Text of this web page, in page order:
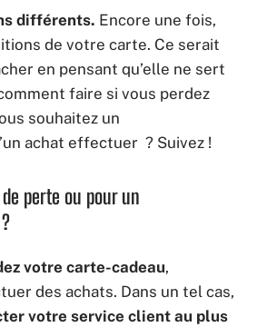
différents. Encore une fois,
de votre carte. Ce serait
en pensant qu’elle ne sert
faire si vous perdez
souhaitez un
achat effectuer ? Suivez !
perte ou pour un
votre carte-cadeau,
des achats. Dans un tel cas,
votre service client au plus